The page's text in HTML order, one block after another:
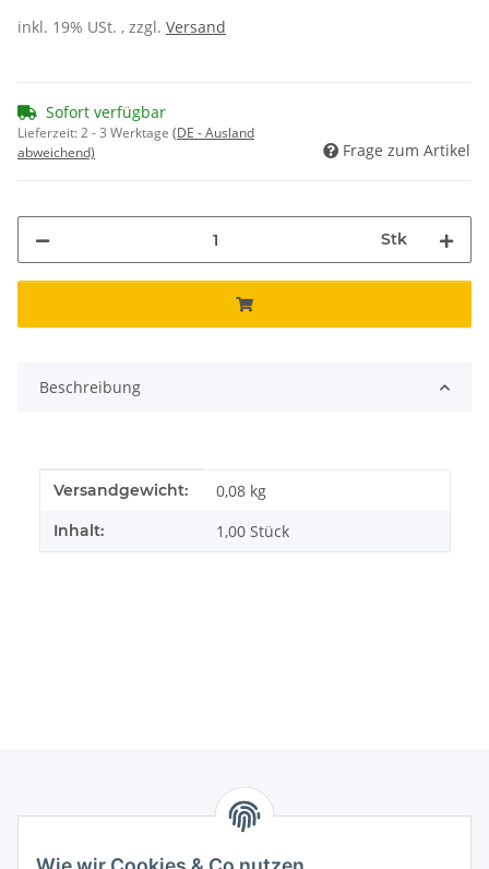
inkl. 19% USt. , zzgl. Versand
Sofort verfügbar
Lieferzeit:2 - 3 Werktage (DE - Ausland
abweichend)
Frage zum Artikel
Stk
Beschreibung
Produkteigenschaft
Wert
Versandgewicht: 0,08 kg
Inhalt: 1,00 Stück